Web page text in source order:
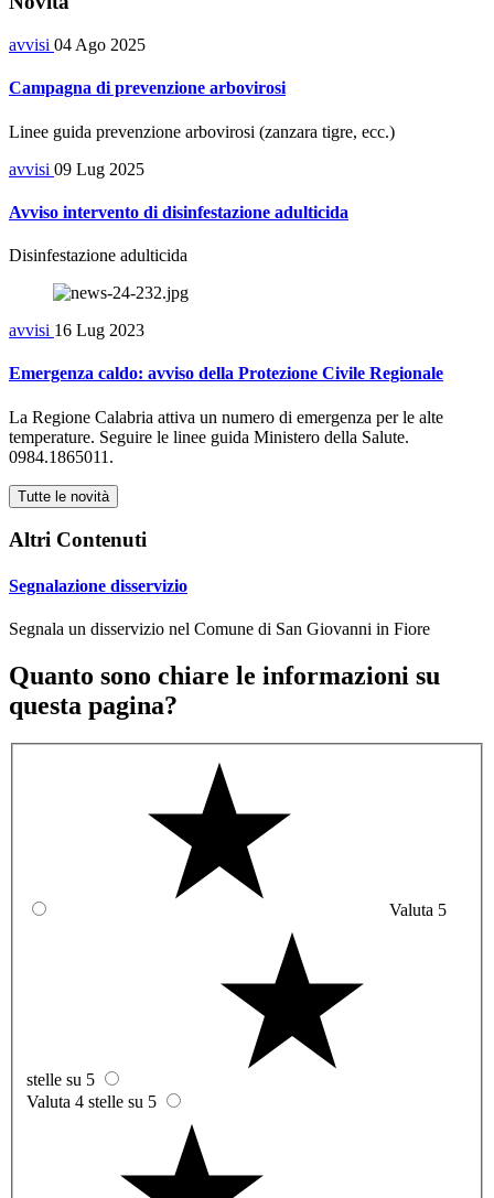
avvisi 04 Ago 2025
Campagna di prevenzione arbovirosi
Linee guida prevenzione arbovirosi (zanzara tigre, ecc.)
avvisi 09 Lug 2025
Avviso intervento di disinfestazione adulticida
Disinfestazione adulticida
avvisi 16 Lug 2023
Emergenza caldo: avviso della Protezione Civile Regionale
La Regione Calabria attiva un numero di emergenza per le alte
temperature. Seguire le linee guida Ministero della Salute.
0984.1865011.
Tutte le novità
Altri Contenuti
Segnalazione disservizio
Segnala un disservizio nel Comune di San Giovanni in Fiore
Quanto sono chiare le informazioni su
questa pagina?
Valuta 5
stelle su 5
Valuta 4 stelle su 5